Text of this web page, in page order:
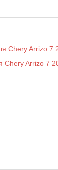
Arrizo 7